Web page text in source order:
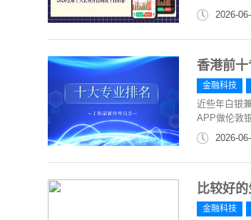
2026-
香港前
金融科技
近些年白银
APP做伦敦银
2026-
比较好
金融科技